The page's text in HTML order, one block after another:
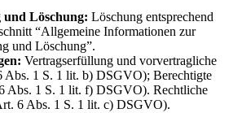
Löschung: Löschung entsprechend
“Allgemeine Informationen zur
und Löschung”.
Vertragserfüllung und vorvertragliche
Abs. 1 S. 1 lit. b) DSGVO); Berechtigte
Abs. 1 S. 1 lit. f) DSGVO). Rechtliche
6 Abs. 1 S. 1 lit. c) DSGVO).